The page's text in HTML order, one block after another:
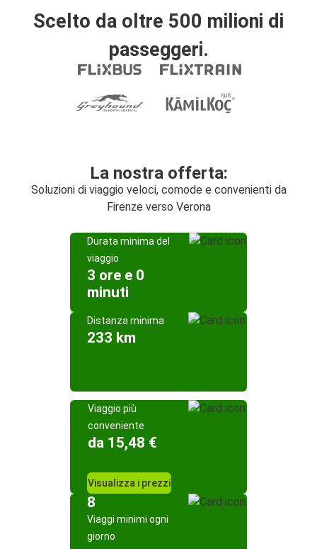
Scelto da oltre 500 milioni di
passeggeri.
La nostra offerta:
Soluzioni di viaggio veloci, comode e convenienti da
Firenze verso Verona
Durata minima del
viaggio
3 ore e 0
minuti
Distanza minima
233 km
Viaggio più
conveniente
da 15,48 €
Visualizza i prezzi
8
Viaggi minimi ogni
giorno